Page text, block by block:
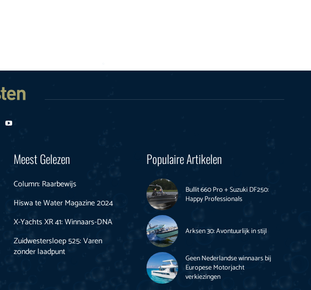
Meest Gelezen
Column: Raarbewijs
Hiswa te Water Magazine 2024
X-Yachts XR 41: Winnaars-DNA
Zuidwestersloep 525: Varen
zonder laadpunt
Populaire Artikelen
Bullit 660 Pro + Suzuki DF250:
Happy Professionals
Arksen 30: Avontuurlijk in stijl
Geen Nederlandse winnaars bij
Europese Motorjacht
verkiezingen